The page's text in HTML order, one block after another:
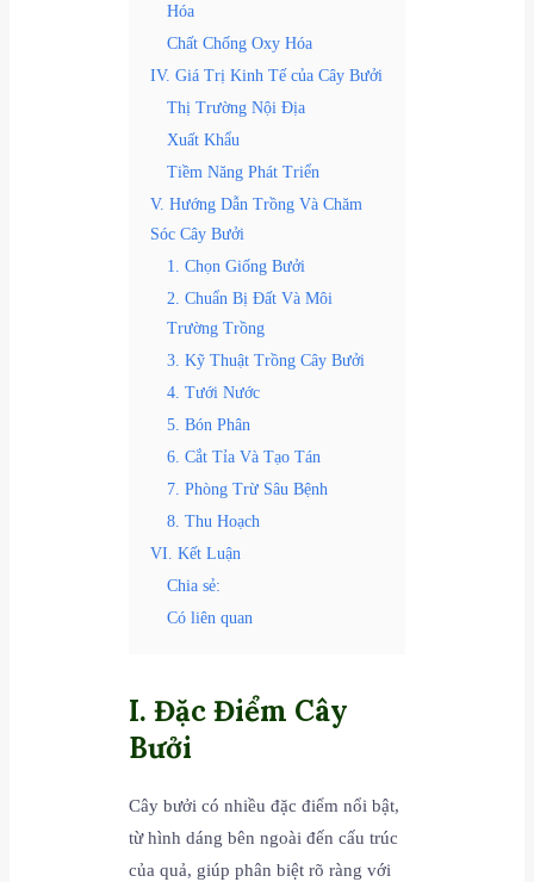
Hóa
Chất Chống Oxy Hóa
IV. Giá Trị Kinh Tế của Cây Bưởi
Thị Trường Nội Địa
Xuất Khẩu
Tiềm Năng Phát Triển
V. Hướng Dẫn Trồng Và Chăm
Sóc Cây Bưởi
1. Chọn Giống Bưởi
2. Chuẩn Bị Đất Và Môi
Trường Trồng
3. Kỹ Thuật Trồng Cây Bưởi
4. Tưới Nước
5. Bón Phân
6. Cắt Tỉa Và Tạo Tán
7. Phòng Trừ Sâu Bệnh
8. Thu Hoạch
VI. Kết Luận
Chia sẻ:
Có liên quan
I. Đặc Điểm Cây
Bưởi
Cây bưởi có nhiều đặc điểm nổi bật,
từ hình dáng bên ngoài đến cấu trúc
của quả, giúp phân biệt rõ ràng với